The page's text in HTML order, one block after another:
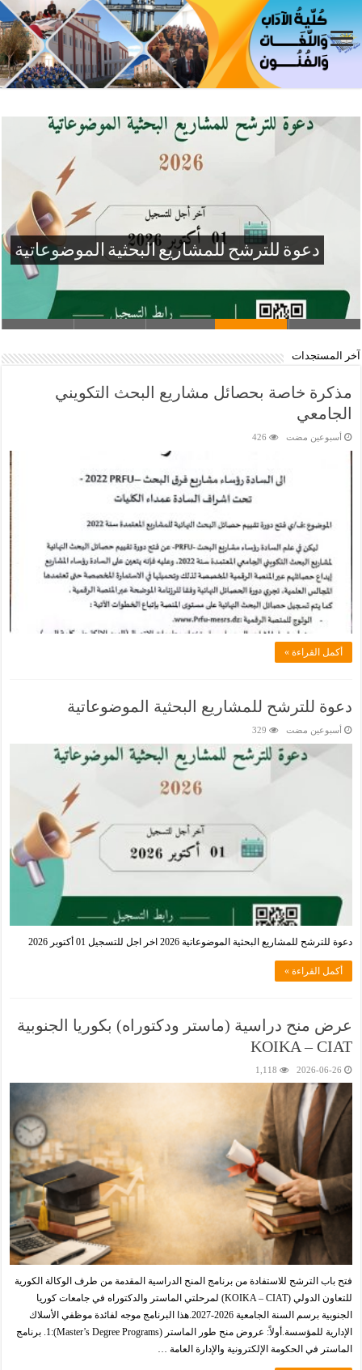
عرض منح دراسية (ماستر ودكتوراه) بكوريا
الجنوبية KOIKA – CIAT
آخر المستجدات
مذكرة خاصة بحصائل مشاريع البحث التكويني
الجامعي
‏أسبوعين مضت 426
أكمل القراءة »
دعوة للترشح للمشاريع البحثية الموضوعاتية
‏أسبوعين مضت 329
دعوة للترشح للمشاريع البحثية الموضوعاتية 2026 اخر اجل للتسجيل 01 أكتوبر 2026
أكمل القراءة »
عرض منح دراسية (ماستر ودكتوراه) بكوريا الجنوبية
KOIKA – CIAT
2026-06-26
1,118
فتح باب الترشح للاستفادة من برنامج المنح الدراسية المقدمة من طرف الوكالة الكورية
للتعاون الدولي (KOIKA – CIAT) لمرحلتي الماستر والدكتوراه في جامعات كوريا
الجنوبية برسم السنة الجامعية 2026-2027.هذا البرنامج موجه لفائدة موظفي الأسلاك
الإدارية للمؤسسة.أولاً: عروض منح طور الماستر (Master’s Degree Programs):1. برنامج
الماستر في الحكومة الإلكترونية والإدارة العامة …